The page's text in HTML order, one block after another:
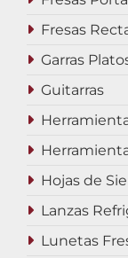
Fresas
Garras
Guitarras
Hojas de
Lanzas
Lunetas